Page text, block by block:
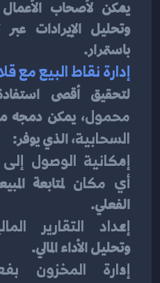
باستمرار.
إدارة نقاط البيع مع
لتحقيق أقصى
محمول، يمكن دمجه
السحابية، الذي يوفر:
أي مكان
الفعلي.
إعداد التقارير
وتحليل الأداء المالي.
إدارة المخزون